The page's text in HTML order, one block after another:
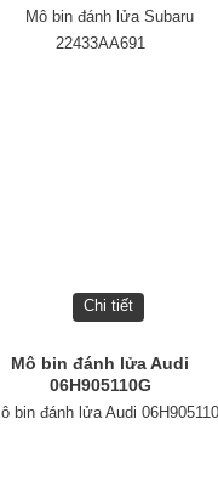
Chi tiết
Mô bin đánh lửa Audi
06H905110G